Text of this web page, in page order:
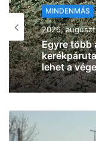
MINDENMÁS
2026,
Szegeden
legfrissebb